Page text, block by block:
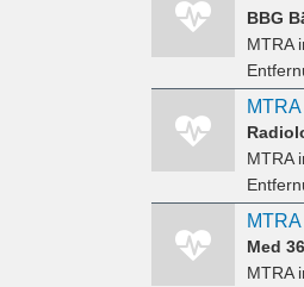
BBG
MTRA
MTRA
Med
MTRA